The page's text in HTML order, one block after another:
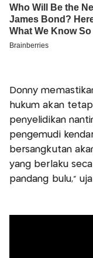
Donny
hukum akan
penyelidikan
pengemudi
bersangkutan
yang berlaku
pandang bulu,”